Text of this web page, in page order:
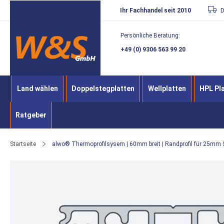
Direkt
zum
Inhalt
Ihr Fachhandel seit 2010
Persönliche Beratung:
+49 (0) 9306 563 99 20
Land wählen Doppelstegplatten Wellplatten HPL
Ratgeber
Startseite alwo® Thermoprofilsysem | 60mm breit | Randprofil für 25mm